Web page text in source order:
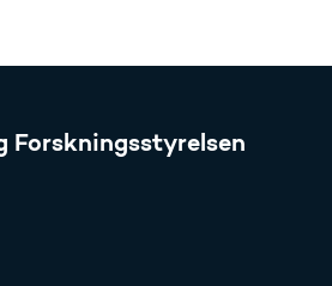
Forskningsstyrelsen